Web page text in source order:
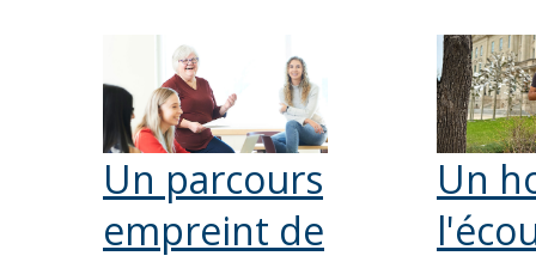
Un parcours
empreint de
Un